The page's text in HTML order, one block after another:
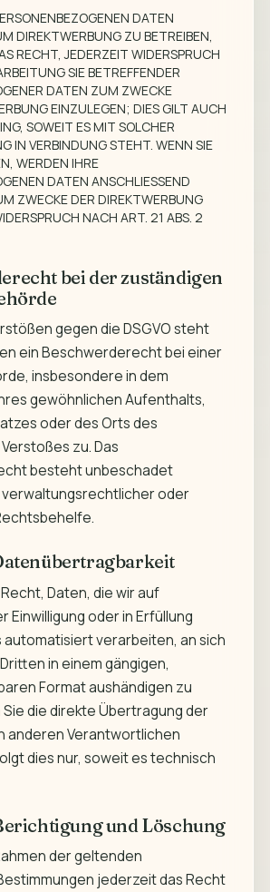
DATEN
DIREKTWERBUNG ZU BETREIBEN,
RECHT, JEDERZEIT WIDERSPRUCH
SIE BETREFFENDER
DATEN ZUM ZWECKE
EINZULEGEN; DIES GILT AUCH
SOWEIT ES MIT SOLCHER
IN VERBINDUNG STEHT. WENN SIE
WERDEN IHRE
DATEN ANSCHLIESSEND N
DER DIREKTWERBUNG V
NACH ART. 21 ABS. 2 D
bei der zuständigen
gegen die DSGVO steht
ein Beschwerderecht bei einer
insbesondere in dem
gewöhnlichen Aufenthalts,
oder des Orts des
zu. Das
besteht unbeschadet
oder
Daten, die wir auf
Einwilligung oder in Erfüllung
automatisiert verarbeiten, an sich
in einem gängigen,
Format aushändigen zu
die direkte Übertragung der
anderen Verantwortlichen
dies nur, soweit es technisch
und Löschung
der geltenden
jederzeit das Recht